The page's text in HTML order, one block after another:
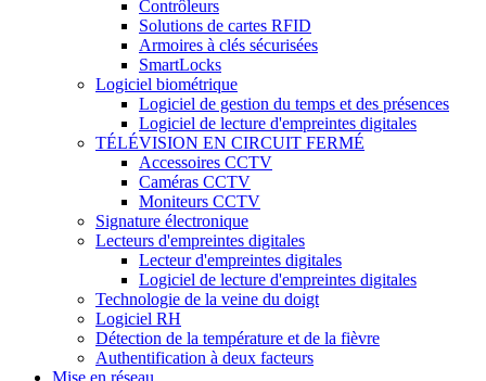
Contrôleurs
Solutions de cartes RFID
Armoires à clés sécurisées
SmartLocks
Logiciel biométrique
Logiciel de gestion du temps et des présences
Logiciel de lecture d'empreintes digitales
TÉLÉVISION EN CIRCUIT FERMÉ
Accessoires CCTV
Caméras CCTV
Moniteurs CCTV
Signature électronique
Lecteurs d'empreintes digitales
Lecteur d'empreintes digitales
Logiciel de lecture d'empreintes digitales
Technologie de la veine du doigt
Logiciel RH
Détection de la température et de la fièvre
Authentification à deux facteurs